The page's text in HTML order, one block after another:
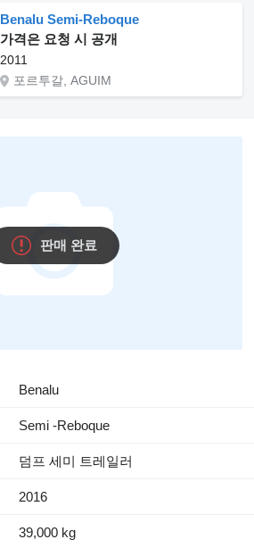
Benalu Semi-Reboque
가격은 요청 시 공개
2011
포르투갈, AGUIM
판매 완료
Benalu
Semi -Reboque
덤프 세미 트레일러
2016
39,000 kg